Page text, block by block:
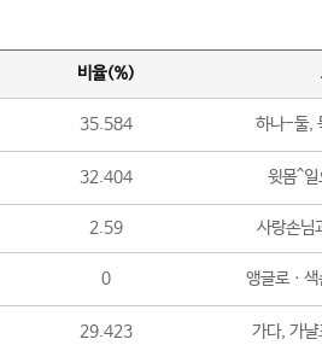
비율(%)
35.584 하나-둘,
32.404 윗몸^
2.59 사랑손님
0 앵글로ㆍ
29.423 가다, 가